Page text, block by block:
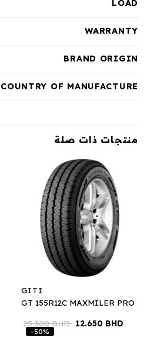
LOAD
WARRANTY
BRAND ORIGIN
COUNTRY OF MANUFACTURE
منتجات ذات صلة
GITI
GT 155R12C MAXMILER PRO
25.300BHD 12.650 BHD
-50%